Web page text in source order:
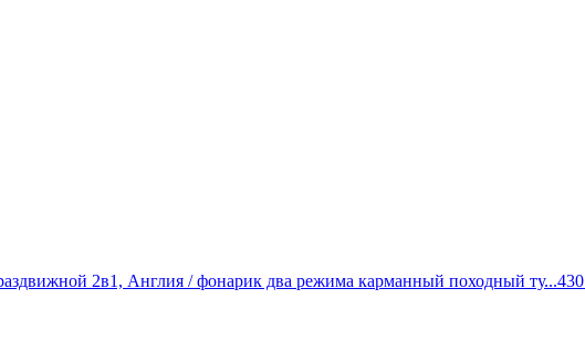
2в1, Англия / фонарик два режима карманный походный ту...430